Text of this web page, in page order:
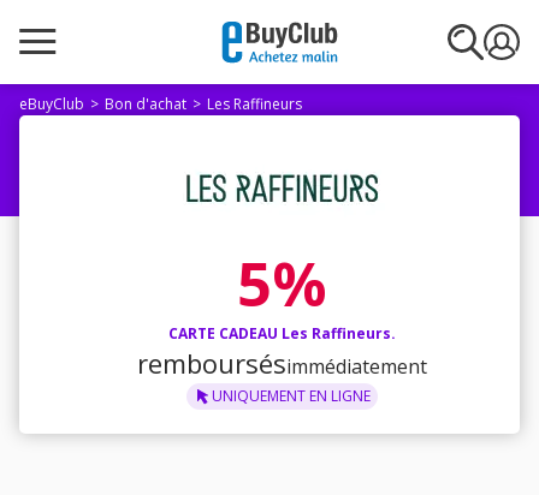
eBuyClub Bon d'achat Les Raffineurs
5%
CARTE CADEAU Les Raffineurs.
remboursésimmédiatement
UNIQUEMENT EN LIGNE